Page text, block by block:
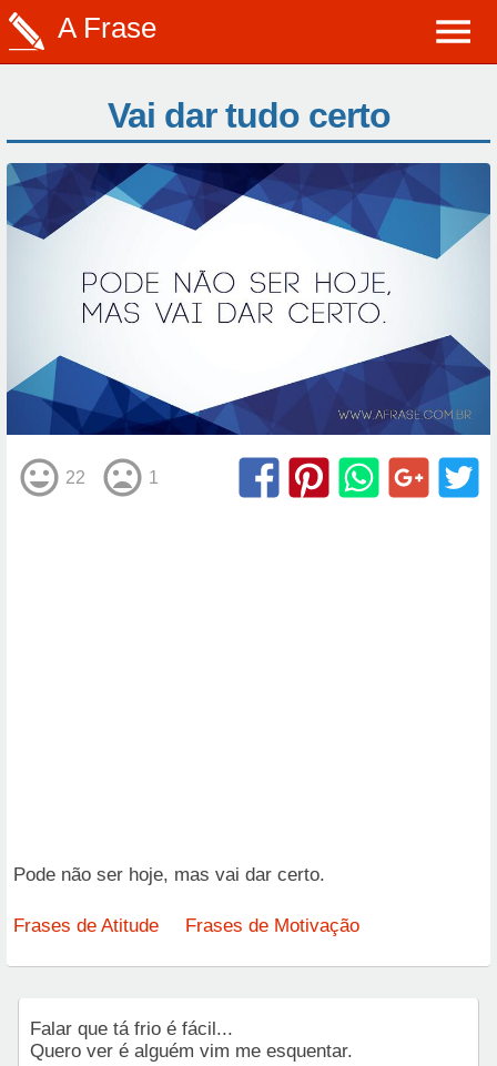
A Frase
Vai dar tudo certo
22 1
Pode não ser hoje, mas vai dar certo.
Frases de Atitude Frases de Motivação
Falar que tá frio é fácil...
Quero ver é alguém vim me esquentar.